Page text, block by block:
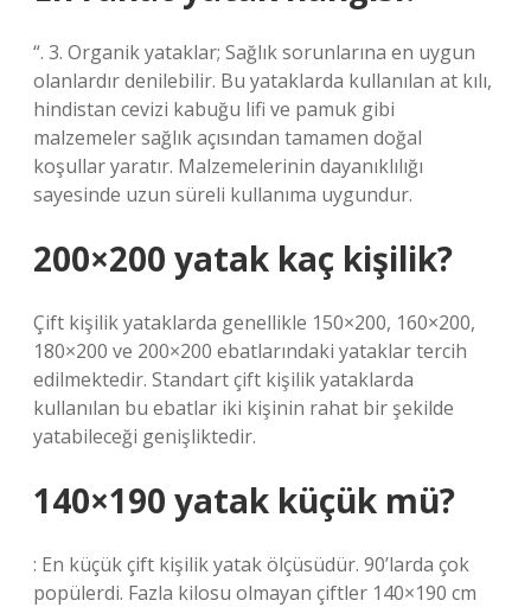
“. 3. Organik yataklar; Sağlık sorunlarına en uygun
olanlardır denilebilir. Bu yataklarda kullanılan at kılı,
hindistan cevizi kabuğu lifi ve pamuk gibi
malzemeler sağlık açısından tamamen doğal
koşullar yaratır. Malzemelerinin dayanıklılığı
sayesinde uzun süreli kullanıma uygundur.
200×200 yatak kaç kişilik?
Çift kişilik yataklarda genellikle 150×200, 160×200,
180×200 ve 200×200 ebatlarındaki yataklar tercih
edilmektedir. Standart çift kişilik yataklarda
kullanılan bu ebatlar iki kişinin rahat bir şekilde
yatabileceği genişliktedir.
140×190 yatak küçük mü?
: En küçük çift kişilik yatak ölçüsüdür. 90’larda çok
popülerdi. Fazla kilosu olmayan çiftler 140×190 cm